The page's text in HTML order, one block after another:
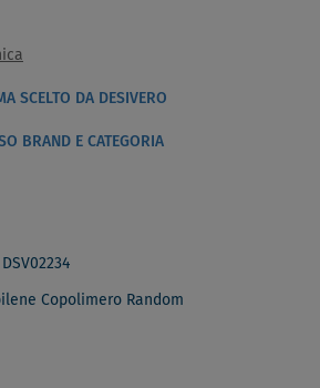
SCELTO DA DESIVERO
BRAND E CATEGORIA
Copolimero Random